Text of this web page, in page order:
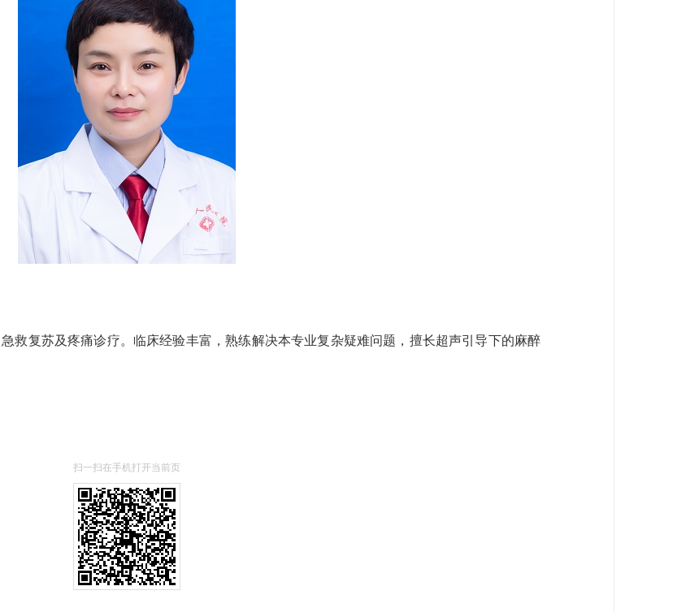
救复苏及疼痛诊疗。临床经验丰富，熟练解决本专业复杂疑难问题，擅长超声引导下的麻醉
扫一扫在手机打开当前页